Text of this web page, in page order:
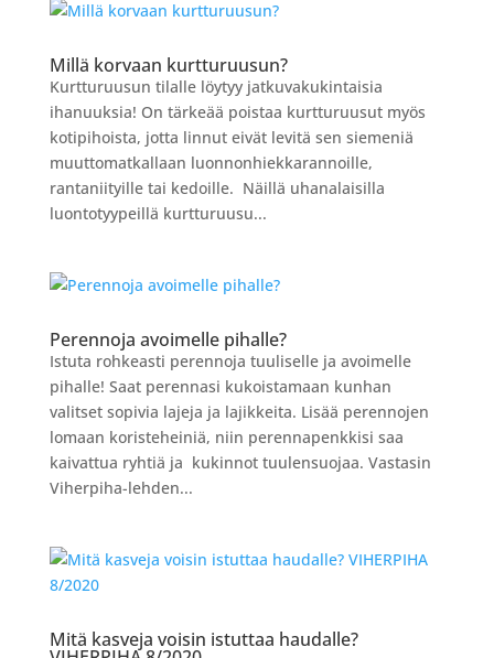
Millä korvaan kurtturuusun?
Kurtturuusun tilalle löytyy jatkuvakukintaisia
ihanuuksia! On tärkeää poistaa kurtturuusut myös
kotipihoista, jotta linnut eivät levitä sen siemeniä
muuttomatkallaan luonnonhiekkarannoille,
rantaniityille tai kedoille. Näillä uhanalaisilla
luontotyypeillä kurtturuusu...
Perennoja avoimelle pihalle?
Istuta rohkeasti perennoja tuuliselle ja avoimelle
pihalle! Saat perennasi kukoistamaan kunhan
valitset sopivia lajeja ja lajikkeita. Lisää perennojen
lomaan koristeheiniä, niin perennapenkkisi saa
kaivattua ryhtiä ja kukinnot tuulensuojaa. Vastasin
Viherpiha-lehden...
Mitä kasveja voisin istuttaa haudalle?